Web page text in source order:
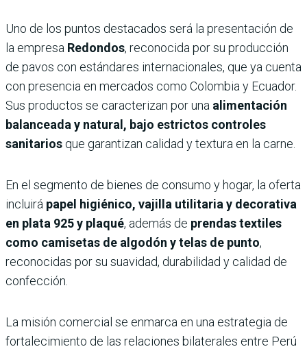
Uno de los puntos destacados será la presentación de
la empresa Redondos, reconocida por su producción
de pavos con estándares internacionales, que ya cuenta
con presencia en mercados como Colombia y Ecuador.
Sus productos se caracterizan por una alimentación
balanceada y natural, bajo estrictos controles
sanitarios que garantizan calidad y textura en la carne.
En el segmento de bienes de consumo y hogar, la oferta
incluirá papel higiénico, vajilla utilitaria y decorativa
en plata 925 y plaqué, además de prendas textiles
como camisetas de algodón y telas de punto,
reconocidas por su suavidad, durabilidad y calidad de
confección.
La misión comercial se enmarca en una estrategia de
fortalecimiento de las relaciones bilaterales entre Perú